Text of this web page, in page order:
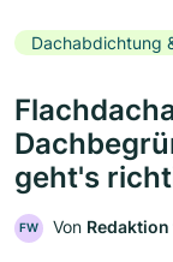
Dachabdichtung
geht's
FW Von